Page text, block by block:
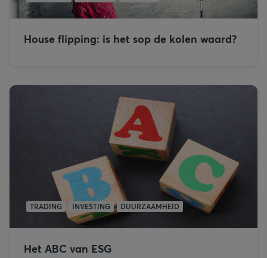
House flipping: is het sop de kolen waard?
TRADING INVESTING DUURZAAMHEID
Het ABC van ESG